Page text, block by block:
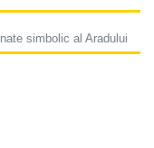
simbolic al Aradului